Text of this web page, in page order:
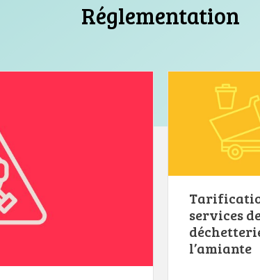
Réglementation
services
l’amiante